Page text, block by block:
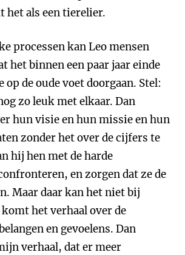
het als een tierelier.
processen kan Leo mensen
het binnen een paar jaar einde
op de oude voet doorgaan. Stel:
zo leuk met elkaar. Dan
hun visie en hun missie en hun
zonder het over de cijfers te
hij hen met de harde
en zorgen dat ze de
Maar daar kan het niet bij
het verhaal over de
en gevoelens. Dan
verhaal, dat er meer